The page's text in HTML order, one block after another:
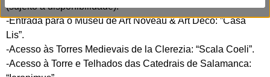
(sujeito a disponibilidade).
-Entrada para o Museu de Art Noveau & Art Deco: “Casa
Lis”.
-Acesso às Torres Medievais de la Clerezia: “Scala Coeli”.
-Acesso à Torre e Telhados das Catedrais de Salamanca: